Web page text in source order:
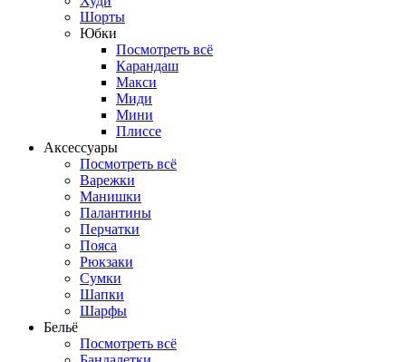
Шорты
Юбки
Посмотреть всё
Карандаш
Макси
Миди
Мини
Плиссе
Аксессуары
Посмотреть всё
Варежки
Манишки
Палантины
Перчатки
Пояса
Рюкзаки
Сумки
Шапки
Шарфы
Бельё
Посмотреть всё